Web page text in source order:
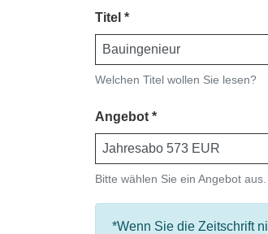
Titel
Welchen Titel wollen Sie lesen?
Angebot
Bitte wählen Sie ein Angebot aus.
*Wenn Sie die Zeitschrift